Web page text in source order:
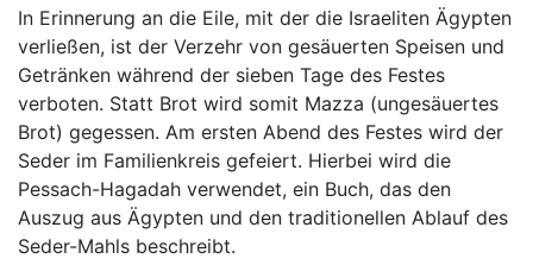
In Erinnerung an die Eile, mit der die Israeliten Ägypten
verließen, ist der Verzehr von gesäuerten Speisen und
Getränken während der sieben Tage des Festes
verboten. Statt Brot wird somit Mazza (ungesäuertes
Brot) gegessen. Am ersten Abend des Festes wird der
Seder im Familienkreis gefeiert. Hierbei wird die
Pessach-Hagadah verwendet, ein Buch, das den
Auszug aus Ägypten und den traditionellen Ablauf des
Seder-Mahls beschreibt.